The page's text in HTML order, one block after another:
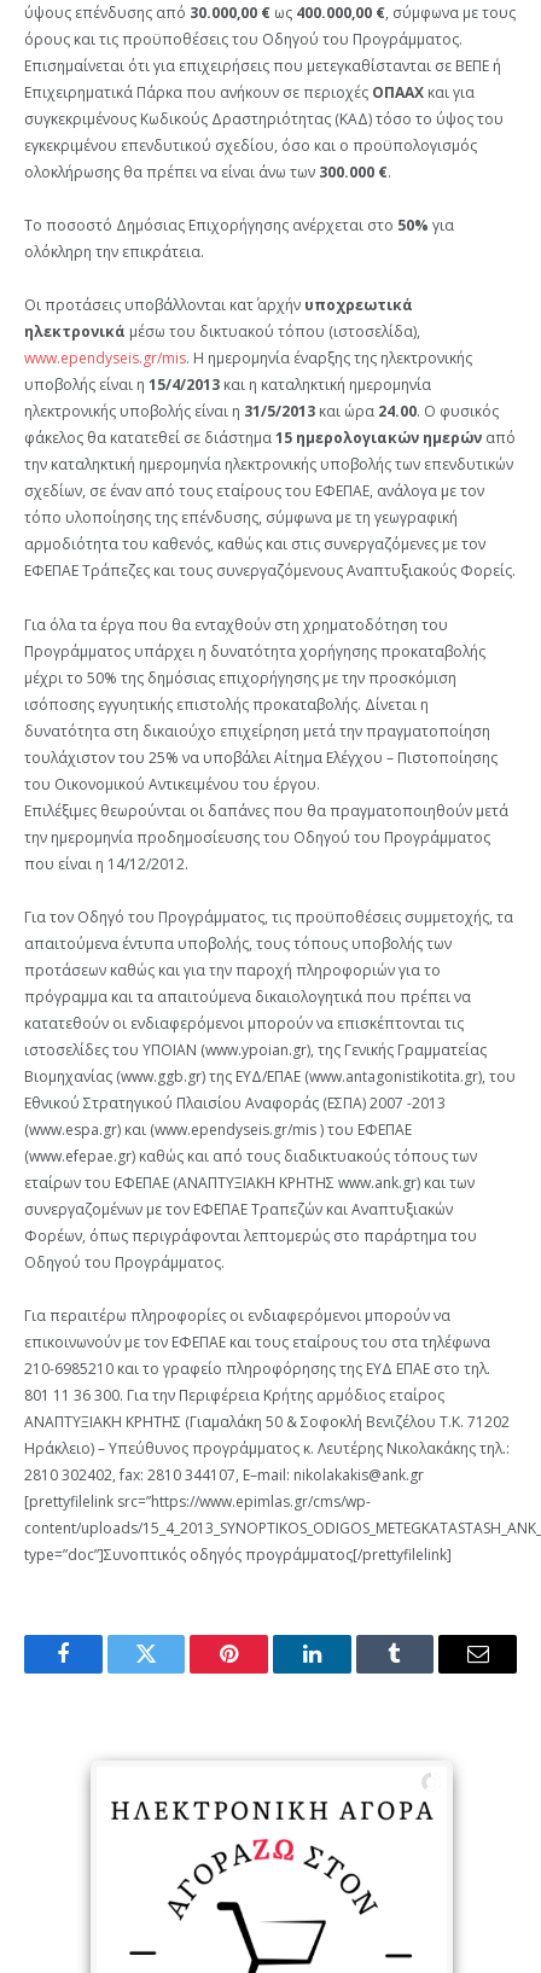
ύψους επένδυσης από 30.000,00 € ως 400.000,00 €, σύμφωνα με τους
όρους και τις προϋποθέσεις του Οδηγού του Προγράμματος.
Επισημαίνεται ότι για επιχειρήσεις που μετεγκαθίστανται σε ΒΕΠΕ ή
Επιχειρηματικά Πάρκα που ανήκουν σε περιοχές ΟΠΑΑΧ και για
συγκεκριμένους Κωδικούς Δραστηριότητας (ΚΑΔ) τόσο το ύψος του
εγκεκριμένου επενδυτικού σχεδίου, όσο και ο προϋπολογισμός
ολοκλήρωσης θα πρέπει να είναι άνω των 300.000 €.
Το ποσοστό Δημόσιας Επιχορήγησης ανέρχεται στο 50% για
ολόκληρη την επικράτεια.
Οι προτάσεις υποβάλλονται κατ΄ αρχήν υποχρεωτικά
ηλεκτρονικά μέσω του δικτυακού τόπου (ιστοσελίδα),
www.ependyseis.gr/mis. Η ημερομηνία έναρξης της ηλεκτρονικής
υποβολής είναι η 15/4/2013 και η καταληκτική ημερομηνία
ηλεκτρονικής υποβολής είναι η 31/5/2013 και ώρα 24.00. Ο φυσικός
φάκελος θα κατατεθεί σε διάστημα15 ημερολογιακών ημερών από
την καταληκτική ημερομηνία ηλεκτρονικής υποβολής των επενδυτικών
σχεδίων, σε έναν από τους εταίρους του ΕΦΕΠΑΕ, ανάλογα με τον
τόπο υλοποίησης της επένδυσης, σύμφωνα με τη γεωγραφική
αρμοδιότητα του καθενός, καθώς και στις συνεργαζόμενες με τον
ΕΦΕΠΑΕ Τράπεζες και τους συνεργαζόμενους Αναπτυξιακούς Φορείς.
Για όλα τα έργα που θα ενταχθούν στη χρηματοδότηση του
Προγράμματος υπάρχει η δυνατότητα χορήγησης προκαταβολής
μέχρι το 50% της δημόσιας επιχορήγησης με την προσκόμιση
ισόποσης εγγυητικής επιστολής προκαταβολής. Δίνεται η
δυνατότητα στη δικαιούχο επιχείρηση μετά την πραγματοποίηση
τουλάχιστον του 25% να υποβάλει Αίτημα Ελέγχου – Πιστοποίησης
του Οικονομικού Αντικειμένου του έργου.
Επιλέξιμες θεωρούνται οι δαπάνες που θα πραγματοποιηθούν μετά
την ημερομηνία προδημοσίευσης του Οδηγού του Προγράμματος
που είναι η 14/12/2012.
Για τον Οδηγό του Προγράμματος, τις προϋποθέσεις συμμετοχής, τα
απαιτούμενα έντυπα υποβολής, τους τόπους υποβολής των
προτάσεων καθώς και για την παροχή πληροφοριών για το
πρόγραμμα και τα απαιτούμενα δικαιολογητικά που πρέπει να
κατατεθούν οι ενδιαφερόμενοι μπορούν να επισκέπτονται τις
ιστοσελίδες του ΥΠΟΙΑΝ (www.ypoian.gr), της Γενικής Γραμματείας
Βιομηχανίας (www.ggb.gr) της ΕΥΔ/ΕΠΑΕ (www.antagonistikotita.gr), του
Εθνικού Στρατηγικού Πλαισίου Αναφοράς (ΕΣΠΑ) 2007 -2013
(www.espa.gr) και (www.ependyseis.gr/mis ) του ΕΦΕΠΑΕ
(www.efepae.gr) καθώς και από τους διαδικτυακούς τόπους των
εταίρων του ΕΦΕΠΑΕ (ΑΝΑΠΤΥΞΙΑΚΗ ΚΡΗΤΗΣ www.ank.gr) και των
συνεργαζομένων με τον ΕΦΕΠΑΕ Τραπεζών και Αναπτυξιακών
Φορέων, όπως περιγράφονται λεπτομερώς στο παράρτημα του
Οδηγού του Προγράμματος.
Για περαιτέρω πληροφορίες οι ενδιαφερόμενοι μπορούν να
επικοινωνούν με τον ΕΦΕΠΑΕ και τους εταίρους του στα τηλέφωνα
210-6985210 και το γραφείο πληροφόρησης της ΕΥΔ ΕΠΑΕ στο τηλ.
801 11 36 300. Για την Περιφέρεια Κρήτης αρμόδιος εταίρος
ΑΝΑΠΤΥΞΙΑΚΗ ΚΡΗΤΗΣ (Γιαμαλάκη 50 & Σοφοκλή Βενιζέλου Τ.Κ. 71202
Ηράκλειο) – Υπεύθυνος προγράμματος κ. Λευτέρης Νικολακάκης τηλ.:
2810 302402, fax: 2810 344107, E–mail: nikolakakis@ank.gr
[prettyfilelink src=”https://www.epimlas.gr/cms/wp-
content/uploads/
type=”doc”]Συνοπτικός οδηγός προγράμματος[/prettyfilelink]
FacebookTwitter Pinterest LinkedInTumblr Email